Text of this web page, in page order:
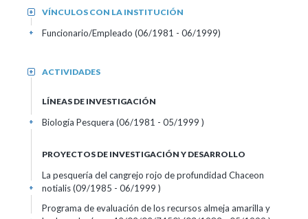
VÍNCULOS CON LA INSTITUCIÓN
+
Funcionario/Empleado (06/1981 - 06/1999)
+
ACTIVIDADES
+
LÍNEAS DE INVESTIGACIÓN
Biología Pesquera (06/1981 - 05/1999 )
+
PROYECTOS DE INVESTIGACIÓN Y DESARROLLO
La pesquería del cangrejo rojo de profundidad Chaceon
notialis (09/1985 - 06/1999 )
+
Programa de evaluación de los recursos almeja amarilla y